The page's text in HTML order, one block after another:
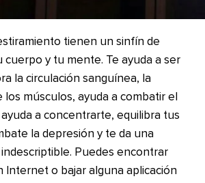
tienen un sinfín de
cuerpo y tu mente. Te ayuda a ser
la circulación sanguínea, la
músculos, ayuda a combatir el
a concentrarte, equilibra tus
la depresión y te da una
Puedes encontrar
Internet o bajar alguna aplicación